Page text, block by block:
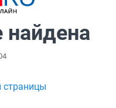
найдена
страницы